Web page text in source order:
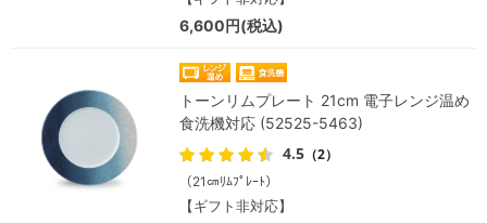
6,600円(税込)
トーンリムプレート 21cm 電子レンジ温め
食洗機対応 (52525-5463)
4.5 （2）
（21㎝ﾘﾑﾌﾟﾚｰﾄ）
【ギフト非対応】